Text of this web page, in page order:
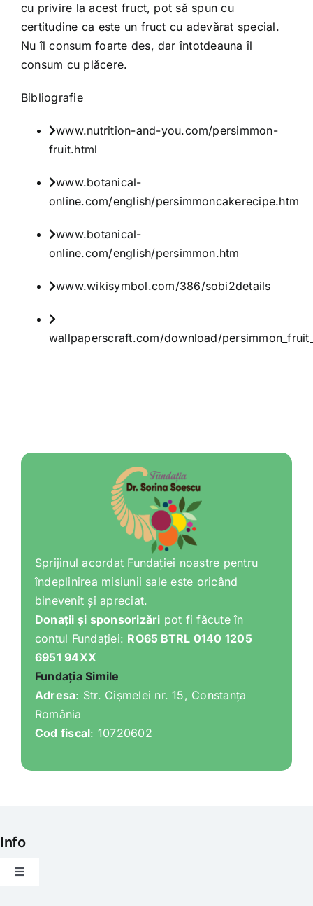
cu privire la acest fruct, pot să spun cu
certitudine ca este un fruct cu adevărat special.
Nu îl consum foarte des, dar întotdeauna îl
consum cu plăcere.
Bibliografie
www.nutrition-and-you.com/persimmon-
fruit.html
www.botanical-
online.com/english/persimmoncakerecipe.htm
www.botanical-
online.com/english/persimmon.htm
www.wikisymbol.com/386/sobi2details
wallpaperscraft.com/download/
Sprijinul acordat Fundației noastre pentru
îndeplinirea misiunii sale este oricând
binevenit și apreciat.
Donații și sponsorizări pot fi făcute în
contul Fundației: RO65 BTRL 0140 1205
6951 94XX
Fundația Simile
Adresa: Str. Cișmelei nr. 15, Constanța
România
Cod fiscal: 10720602
Info
Toggle